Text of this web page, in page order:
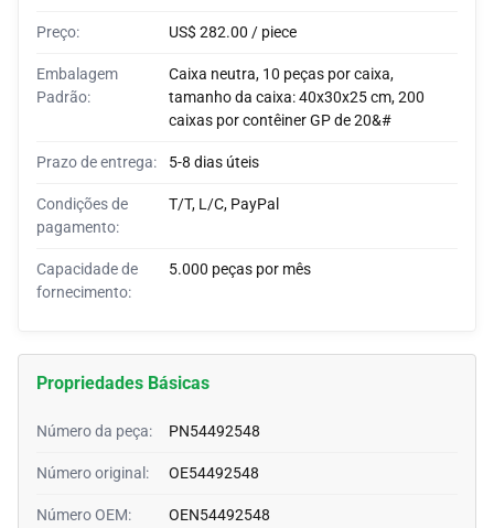
Preço: US$ 282.00 / piece
Embalagem
Padrão:
Caixa neutra, 10 peças por caixa,
tamanho da caixa: 40x30x25 cm, 200
caixas por contêiner GP de 20&#
Prazo de entrega: 5-8 dias úteis
Condições de
pagamento:
T/T, L/C, PayPal
Capacidade de
fornecimento:
5.000 peças por mês
Propriedades Básicas
Número da peça: PN54492548
Número original: OE54492548
Número OEM: OEN54492548